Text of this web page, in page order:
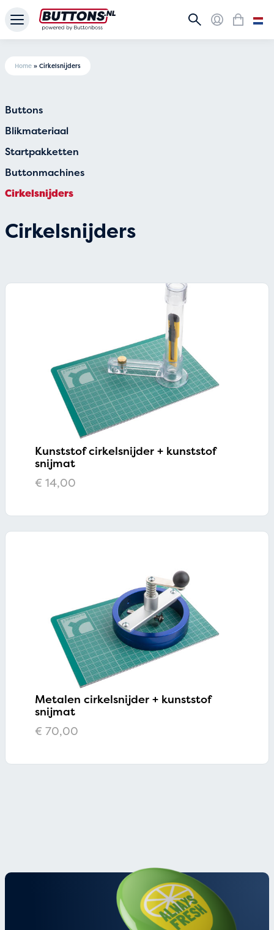
Home » Cirkelsnijders
Buttons
Blikmateriaal
Startpakketten
Buttonmachines
Cirkelsnijders
Cirkelsnijders
Kunststof cirkelsnijder + kunststof
snijmat
€ 14,00
Metalen cirkelsnijder + kunststof
snijmat
€ 70,00